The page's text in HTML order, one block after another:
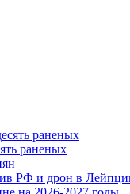
раненых
РФ и дрон в